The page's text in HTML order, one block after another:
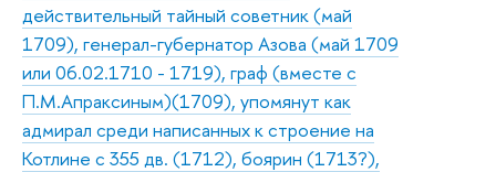
действительный тайный советник (май
1709), генерал-губернатор Азова (май 1709
или 06.02.1710 - 1719), граф (вместе с
П.М.Апраксиным)(1709), упомянут как
адмирал среди написанных к строение на
Котлине с 355 дв. (1712), боярин (1713?),